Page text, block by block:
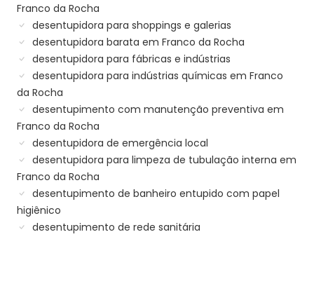
Franco da Rocha
desentupidora para shoppings e galerias
desentupidora barata em Franco da Rocha
desentupidora para fábricas e indústrias
desentupidora para indústrias químicas em Franco
da Rocha
desentupimento com manutenção preventiva em
Franco da Rocha
desentupidora de emergência local
desentupidora para limpeza de tubulação interna em
Franco da Rocha
desentupimento de banheiro entupido com papel
higiênico
desentupimento de rede sanitária